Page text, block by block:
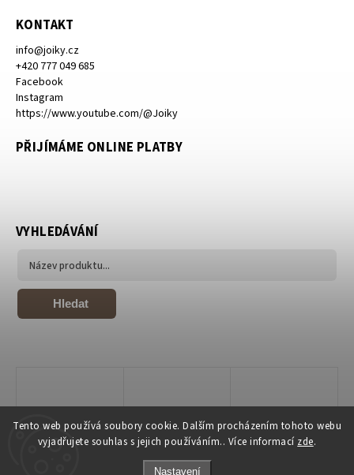
Tento web používá soubory cookie. Dalším procházením tohoto webu
vyjadřujete souhlas s jejich používáním.. Více informací zde.
Nastavení
KONTAKT
info@joiky.cz
+420 777 049 685
Facebook
Instagram
https://www.youtube.com/@Joiky
PŘIJÍMÁME ONLINE PLATBY
VYHLEDÁVÁNÍ
Hledat